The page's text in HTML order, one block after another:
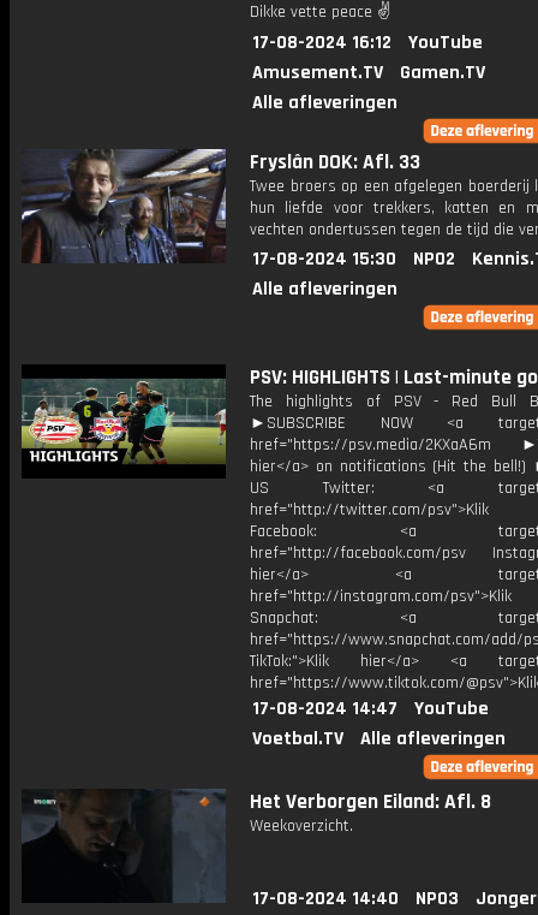
Dikke vette peace ✌
17-08-2024 16:12
YouTube
Amusement.TV
Gamen.TV
Alle afleveringen
Fryslân DOK: Afl. 33
Twee broers op een afgelegen boerderij
hun liefde voor trekkers, katten en
vechten ondertussen tegen de tijd die
17-08-2024 15:30 NPO2
Alle afleveringen
PSV: HIGHLIGHTS | Last-minute
The highlights of PSV - Red Bull
►SUBSCRIBE NOW <a
href="https://psv.media/2KXaA6m
hier</a> on notifications (Hit the bell!)
US Twitter: <a
href="http://twitter.com/psv">Klik
Facebook: <a
href="http://facebook.com/psv
hier</a> <a
href="http://instagram.com/
Snapchat: <a
href="https://www.snapchat.com/add/
TikTok:">Klik hier</a> <a
href="https://www.tiktok.com/
17-08-2024 14:47
YouTube
Voetbal.TV
Alle afleveringen
Het Verborgen Eiland: Afl. 8
Weekoverzicht.
17-08-2024 14:40 NPO3